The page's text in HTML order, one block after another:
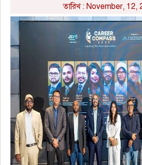
তারিখ : November, 12,